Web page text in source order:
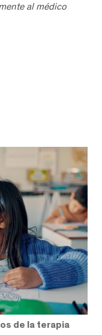
al médico
de la terapia